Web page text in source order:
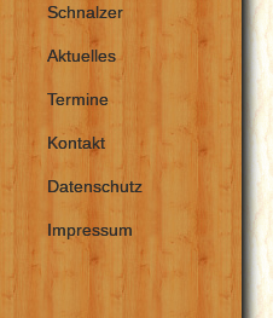
Schnalzer
Aktuelles
Termine
Kontakt
Datenschutz
Impressum